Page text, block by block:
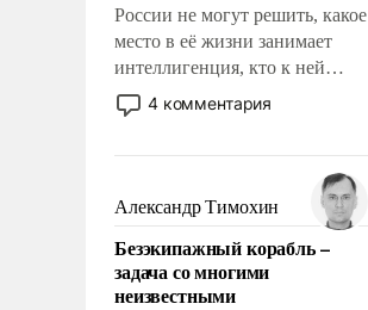
России не могут решить, какое
место в её жизни занимает
интеллигенция, кто к ней
принадлежит, а кого из неё
исключили с правом
чем она отличается от просто
образованных людей. Иногда
казалось, что эти вопросы
решены раз и навсегда, но –
нет, не решены.
4 комментария
Александр Тимохин
Безэкипажный корабль –
задача со многими
неизвестными